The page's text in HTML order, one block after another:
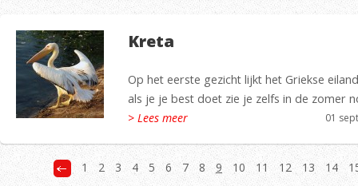
Kreta
Op het eerste gezicht lijkt het Griekse
als je je best doet zie je zelfs in de zomer
> Lees meer
01
1 2 3 4 5 6 7 8 9 10 11 12 13 14